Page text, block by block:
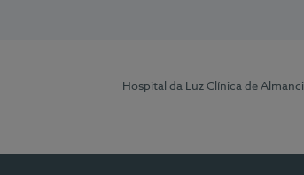
Hospital da Luz Clínica de Almancil